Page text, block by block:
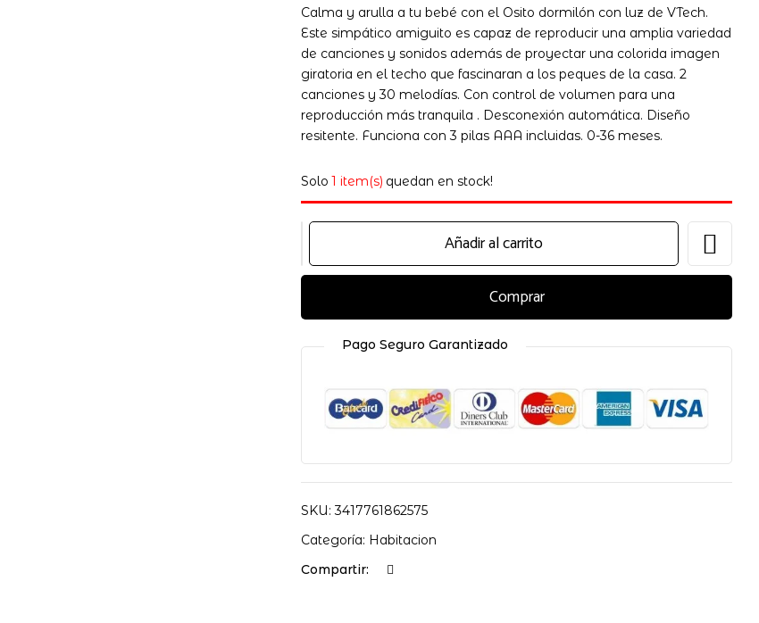
Calma y arulla a tu bebé con el Osito dormilón con luz de VTech.
Este simpático amiguito es capaz de reproducir una amplia variedad
de canciones y sonidos además de proyectar una colorida imagen
giratoria en el techo que fascinaran a los peques de la casa. 2
canciones y 30 melodías. Con control de volumen para una
reproducción más tranquila . Desconexión automática. Diseño
resitente. Funciona con 3 pilas AAA incluidas. 0-36 meses.
Solo 1 item(s) quedan en stock!
Añadir al carrito
Comprar
Pago Seguro Garantizado
SKU:3417761862575
Categoría: Habitacion
Compartir:
Guarda mi nombre, correo electrónico y web en este navegador para la próxima